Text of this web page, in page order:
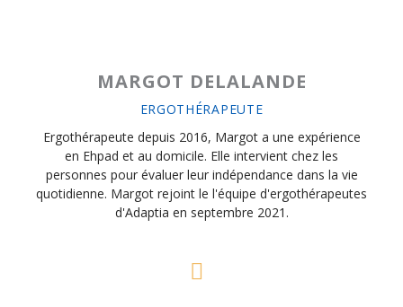
MARGOT DELALANDE
ERGOTHÉRAPEUTE
Ergothérapeute depuis 2016, Margot a une expérience
en Ehpad et au domicile. Elle intervient chez les
personnes pour évaluer leur indépendance dans la vie
quotidienne. Margot rejoint le l'équipe d'ergothérapeutes
d'Adaptia en septembre 2021.